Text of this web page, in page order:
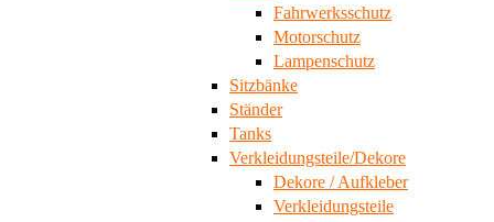
Fahrwerksschutz
Motorschutz
Lampenschutz
Sitzbänke
Ständer
Tanks
Verkleidungsteile/Dekore
Dekore / Aufkleber
Verkleidungsteile